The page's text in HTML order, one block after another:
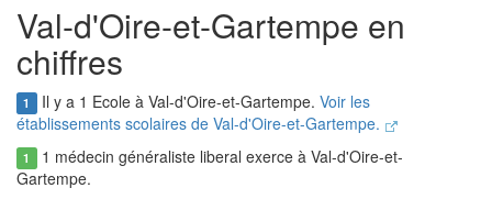
Val-d'Oire-et-Gartempe en
chiffres
1 Il y a 1 Ecole à Val-d'Oire-et-Gartempe. Voir les
établissements scolaires de Val-d'Oire-et-Gartempe.
1 1 médecin généraliste liberal exerce à Val-d'Oire-et-
Gartempe.